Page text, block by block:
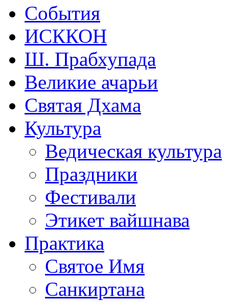
События
ИСККОН
Ш. Прабхупада
Великие ачарьи
Святая Дхама
Культура
Ведическая культура
Праздники
Фестивали
Этикет вайшнава
Практика
Святое Имя
Санкиртана